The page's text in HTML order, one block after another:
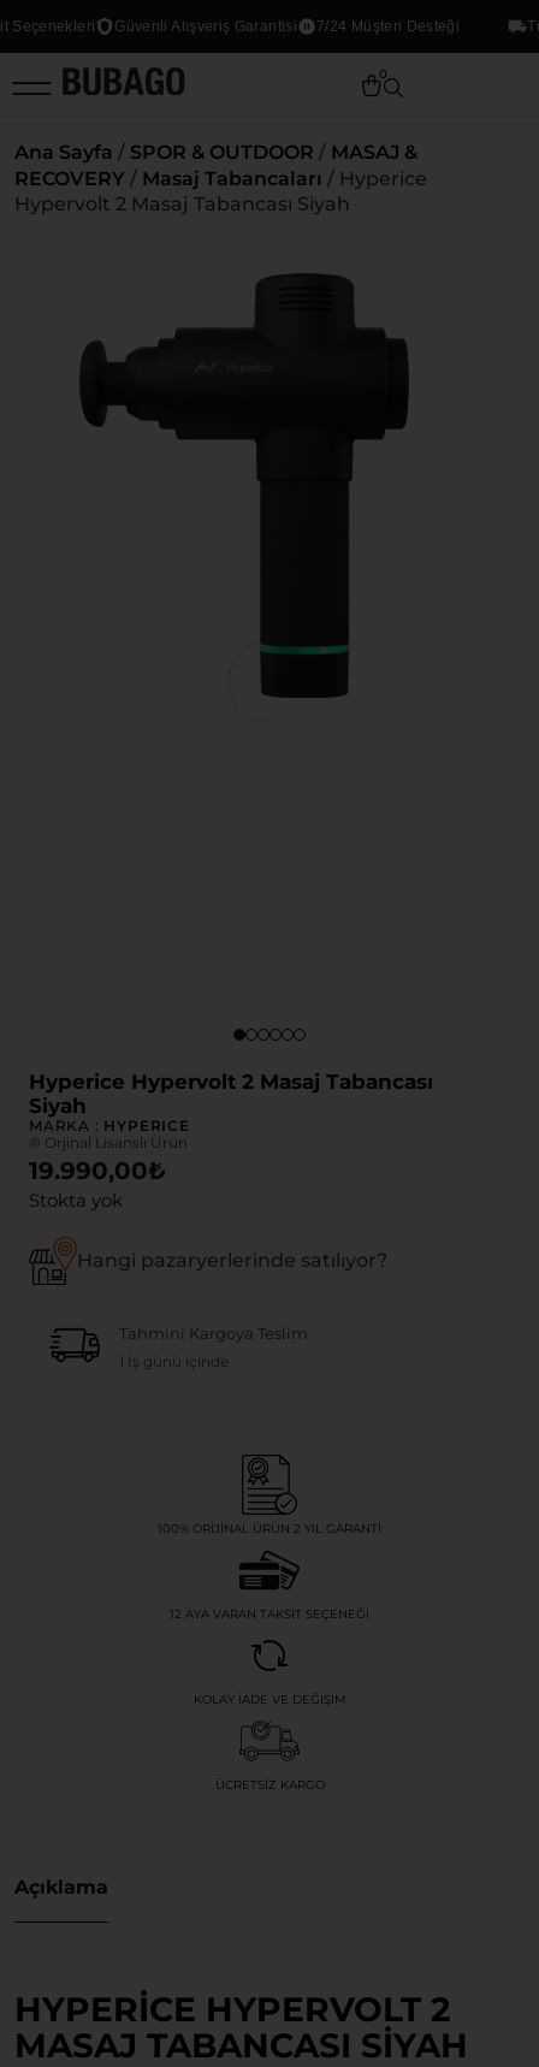
Güvenli Alışveriş Garantisi 7/24 Müşteri Desteği Tüm
0
Ana Sayfa / SPOR & OUTDOOR / MASAJ &
RECOVERY / Masaj Tabancaları / Hyperice
Hypervolt 2 Masaj Tabancası Siyah
Hyperice Hypervolt 2 Masaj Tabancası
Siyah
MARKA : HYPERICE
® Orjinal Lisanslı Ürün
19.990,00₺
Stokta yok
Hangi pazaryerlerinde satılıyor?
Tahmini Kargoya Teslim
1 İş günü içinde
100% ORIJINAL ÜRÜN 2 YIL GARANTI
12 AYA VARAN TAKSIT SEÇENEĞI
KOLAY İADE VE DEĞIŞIM
ÜCRETSIZ KARGO
Açıklama
HYPERICE HYPERVOLT 2
MASAJ TABANCASI SIYAH